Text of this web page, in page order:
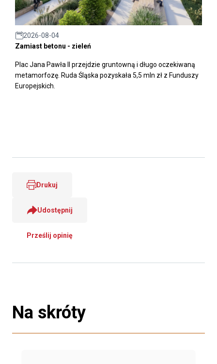
2026-08-04
Zamiast betonu - zieleń
Plac Jana Pawła II przejdzie gruntowną i długo oczekiwaną
metamorfozę. Ruda Śląska pozyskała 5,5 mln zł z Funduszy
Europejskich.
Drukuj
Udostępnij
Prześlij opinię
Na skróty